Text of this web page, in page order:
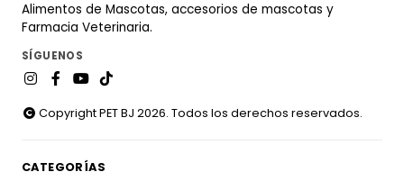
Alimentos de Mascotas, accesorios de mascotas y
Farmacia Veterinaria.
SÍGUENOS
Copyright PET BJ 2026. Todos los derechos reservados.
CATEGORÍAS